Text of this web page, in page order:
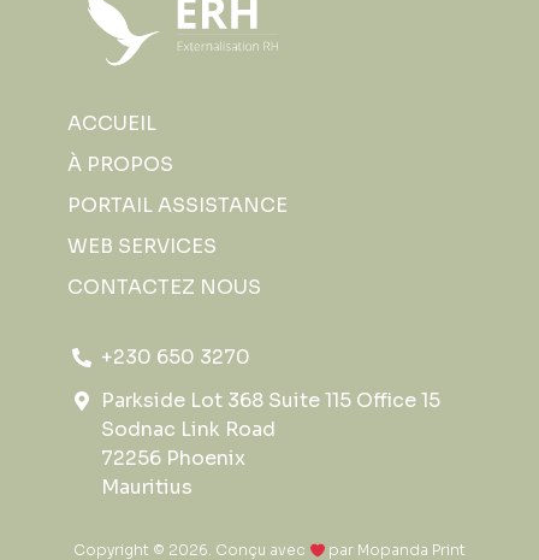
ACCUEIL
À PROPOS
PORTAIL ASSISTANCE
WEB SERVICES
CONTACTEZ NOUS
+230 650 3270
Parkside Lot 368 Suite 115 Office 15
Sodnac Link Road
72256 Phoenix
Mauritius
Copyright © 2026. Conçu avec par Mopanda Print